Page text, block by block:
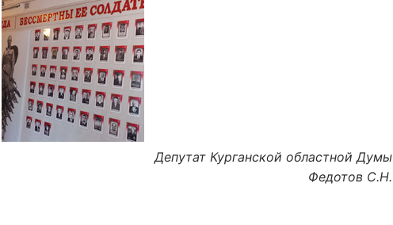
Депутат Курганской областной Думы
Федотов С.Н.